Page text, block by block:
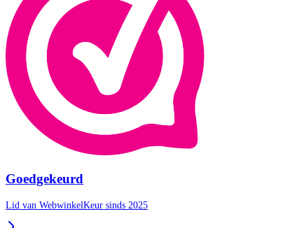
Goedgekeurd
Lid van WebwinkelKeur sinds 2025